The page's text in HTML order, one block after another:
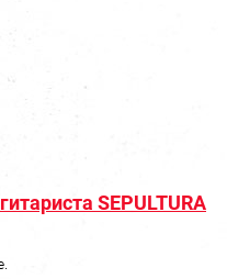
SEPULTURA